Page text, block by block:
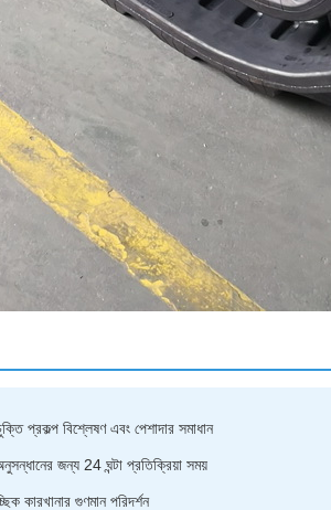
প্রকল্প বিশ্লেষণ এবং পেশাদার সমাধান
জন্য 24 ঘন্টা প্রতিক্রিয়া সময়
কারখানার গুণমান পরিদর্শন